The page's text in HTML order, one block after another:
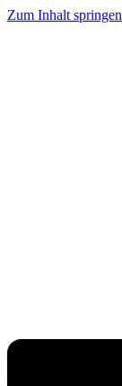
Zum Inhalt springen